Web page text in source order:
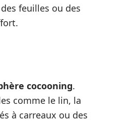
feuilles ou des
cocooning.
comme le lin, la
à carreaux ou des